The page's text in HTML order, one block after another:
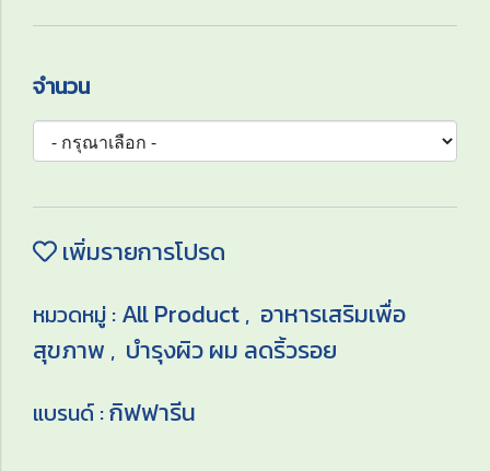
จำนวน
เพิ่มรายการโปรด
หมวดหมู่ : All Product , อาหารเสริมเพื่อ
สุขภาพ , บำรุงผิว ผม ลดริ้วรอย
แบรนด์ :กิฟฟารีน